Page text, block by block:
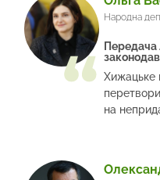
Народна
Передача
Хижацьке
на